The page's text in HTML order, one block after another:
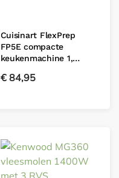
Cuisinart FlexPrep
FP5E compacte
keukenmachine 1,…
€84,95